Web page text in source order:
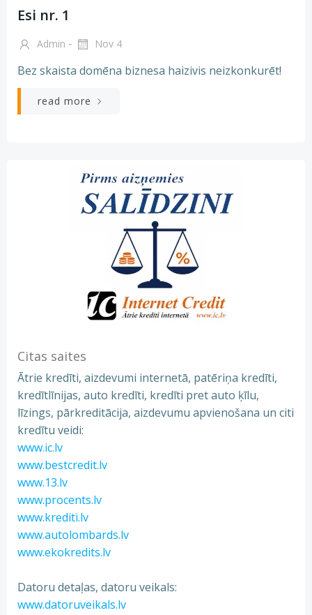
Esi nr. 1
Admin - Nov 4
Bez skaista domēna biznesa haizivis neizkonkurēt!
read more
Citas saites
Ātrie kredīti, aizdevumi internetā, patēriņa kredīti,
kredītlīnijas, auto kredīti, kredīti pret auto ķīlu,
līzings, pārkreditācija, aizdevumu apvienošana un citi
kredītu veidi:
www.ic.lv
www.bestcredit.lv
www.13.lv
www.procents.lv
www.krediti.lv
www.autolombards.lv
www.ekokredits.lv
Datoru detaļas, datoru veikals:
www.datoruveikals.lv